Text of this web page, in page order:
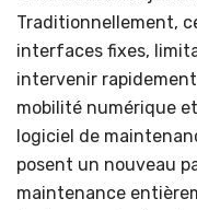
Traditionnellement,
interfaces fixes,
intervenir rapidement
mobilité numérique
logiciel de
posent un nouveau
maintenance